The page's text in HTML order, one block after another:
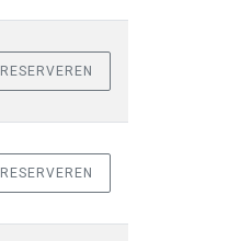
RESERVEREN
RESERVEREN